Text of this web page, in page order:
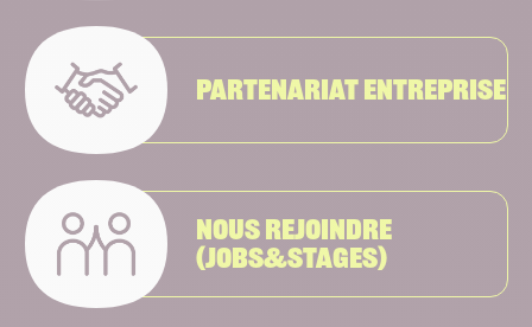
Partenariat entreprise
Nous rejoindre
(Jobs&stages)